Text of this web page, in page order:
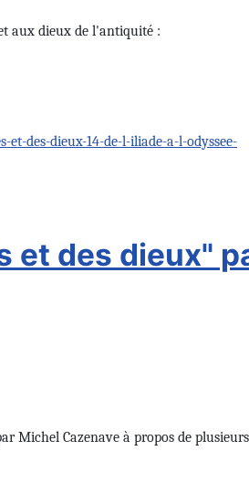
aux dieux de l'antiquité :
des-dieux-14-de-l-iliade-a-l-odyssee-
des dieux"
Michel Cazenave à propos de